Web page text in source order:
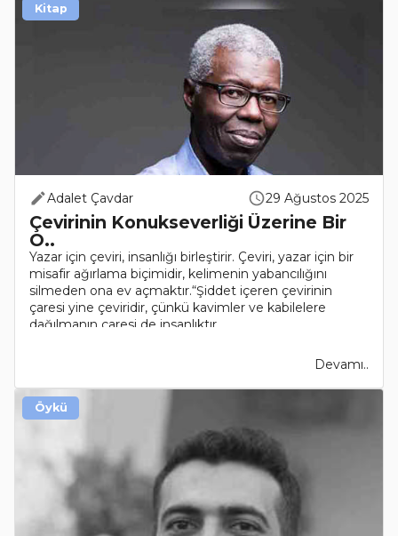
Adalet Çavdar 29 Ağustos 2025
Çevirinin Konukseverliği Üzerine Bir
O..
Yazar için çeviri, insanlığı birleştirir. Çeviri, yazar için bir
misafir ağırlama biçimidir, kelimenin yabancılığını
silmeden ona ev açmaktır.“Şiddet içeren çevirinin
çaresi yine çeviridir, çünkü kavimler ve kabilelere
dağılmanın çaresi de insanlıktır..
Devamı..
Kitap
Öykü